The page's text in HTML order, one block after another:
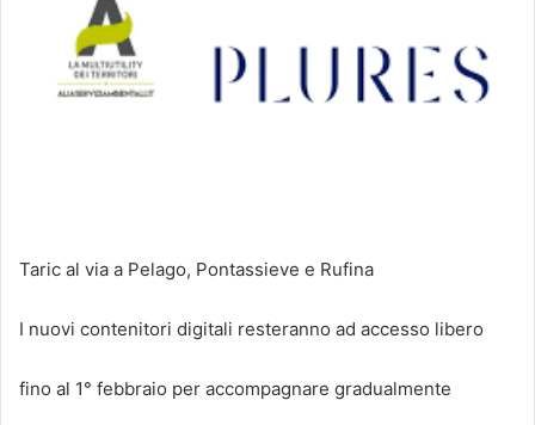
Taric al via a Pelago, Pontassieve e Rufina
I nuovi contenitori digitali resteranno ad accesso libero
fino al 1° febbraio per accompagnare gradualmente